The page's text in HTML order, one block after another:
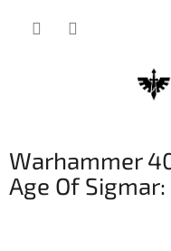
Warhammer
Age Of